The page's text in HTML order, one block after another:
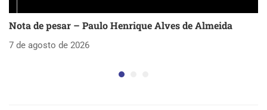
Nota de pesar – Paulo Henrique Alves de Almeida
7 de agosto de 2026